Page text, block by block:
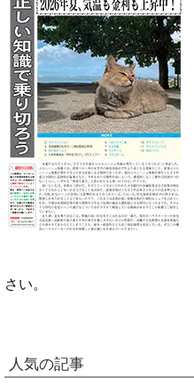
さい。
人気の記事